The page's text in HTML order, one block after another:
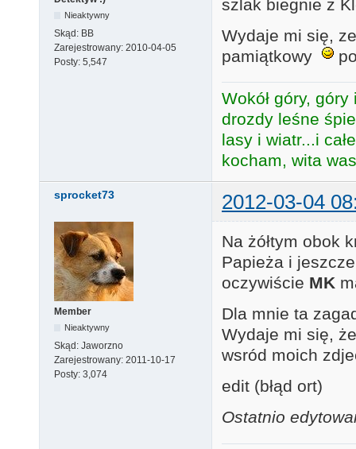
Nieaktywny
Skąd: BB
Zarejestrowany: 2010-04-05
Posty: 5,547
szlak biegnie z
Wydaje mi się,
pamiątkowy
Wokół góry,
drozdy leśne
lasy i wiatr...i
kocham, wita
sprocket73 2012-03-04
Member
Nieaktywny
Skąd: Jaworzno
Zarejestrowany: 2011-10-17
Posty: 3,074
Na żółtym obok
Papieża i
oczywiście MK
Dla mnie ta
Wydaje mi się,
wsród moich
edit (błąd ort)
Ostatnio